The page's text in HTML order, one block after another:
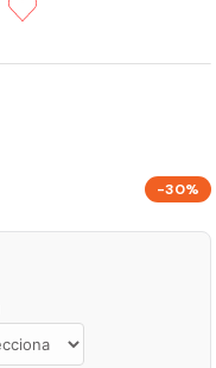
-30%